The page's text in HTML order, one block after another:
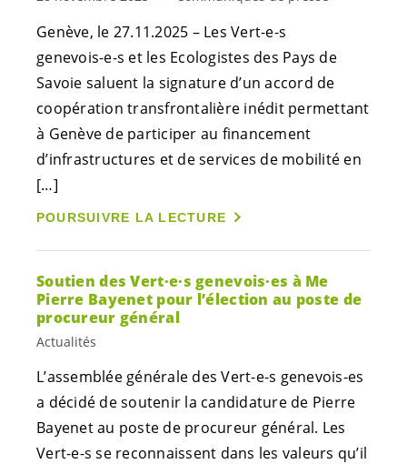
Genève, le 27.11.2025 – Les Vert-e-s
genevois-e-s et les Ecologistes des Pays de
Savoie saluent la signature d’un accord de
coopération transfrontalière inédit permettant
à Genève de participer au financement
d’infrastructures et de services de mobilité en
[…]
POURSUIVRE LA LECTURE
Soutien desVert·e·s genevois·es à Me
Pierre Bayenet pour l’élection au poste de
procureur général
Actualités
L’assemblée générale desVert-e-s genevois-es
a décidé de soutenir la candidature de Pierre
Bayenet au poste de procureur général. Les
Vert-e-s se reconnaissent dans les valeurs qu’il